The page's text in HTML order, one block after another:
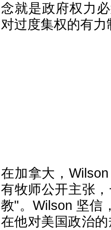
念就是政府权力
对过度集权的有力
在加拿大，
有牧师公开主张
教"。Wilson 坚信
在他对美国政治